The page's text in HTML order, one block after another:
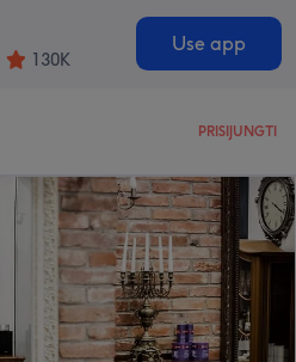
130K
Use app
PRISIJUNGTI